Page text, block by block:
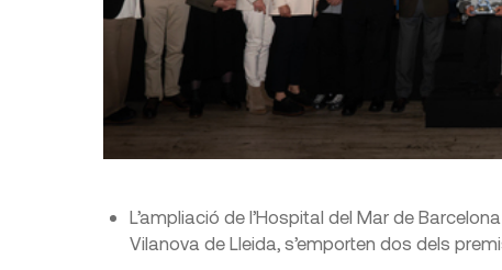
L’ampliació de l’Hospital del Mar de
Vilanova de Lleida, s’emporten dos dels